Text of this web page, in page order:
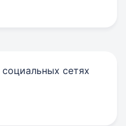
сетях